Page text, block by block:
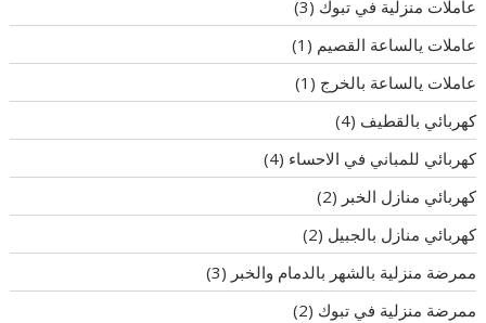
عاملات منزلية في تبوك (3)
عاملات يالساعة القصيم (1)
عاملات يالساعة بالخرج (1)
كهربائي بالقطيف (4)
كهربائي للمباني في الاحساء (4)
كهربائي منازل الخبر (2)
كهربائي منازل بالجبيل (2)
ممرضة منزلية بالشهر بالدمام والخبر (3)
ممرضة منزلية في تبوك (2)